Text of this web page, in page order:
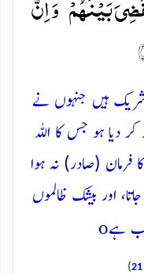
شریک ہیں جنہوں نے
دیا ہو جس کا اللہ
فرمان (صادر) نہ ہوا
اور بیشک ظالموں
ہےo
21
)